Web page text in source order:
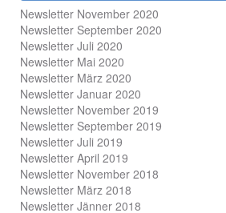
Newsletter November 2020
Newsletter September 2020
Newsletter Juli 2020
Newsletter Mai 2020
Newsletter März 2020
Newsletter Januar 2020
Newsletter November 2019
Newsletter September 2019
Newsletter Juli 2019
Newsletter April 2019
Newsletter November 2018
Newsletter März 2018
Newsletter Jänner 2018